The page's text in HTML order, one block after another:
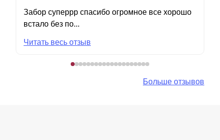
Забор суперрр спасибо огромное все хорошо
встало без по...
Читать весь отзыв
Больше отзывов